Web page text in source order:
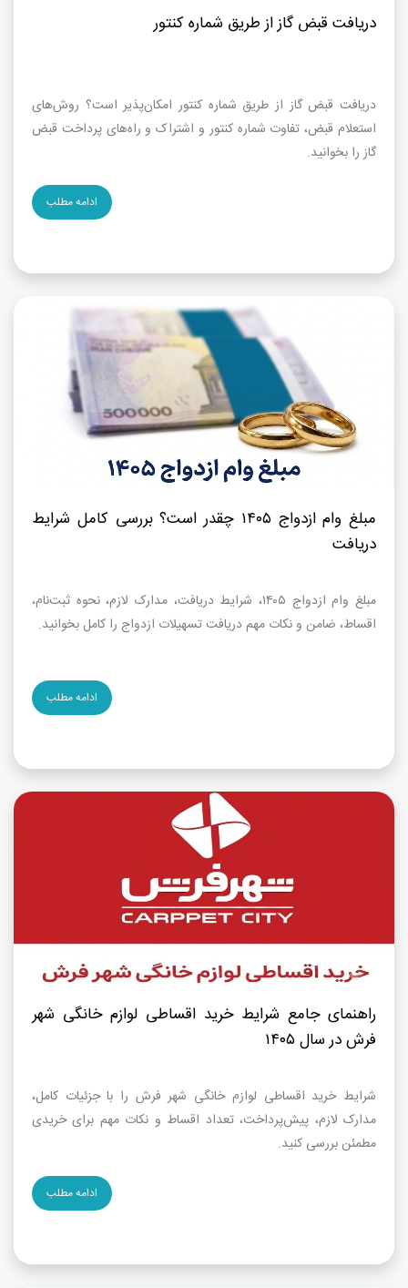
دریافت قبض گاز از طریق شماره کنتور
دریافت قبض گاز از طریق شماره کنتور امکان‌پذیر است؟ روش‌های
استعلام قبض، تفاوت شماره کنتور و اشتراک و راه‌های پرداخت قبض
گاز را بخوانید.
ادامه مطلب
مبلغ وام ازدواج ۱۴۰۵ چقدر است؟ بررسی کامل شرایط
دریافت
مبلغ وام ازدواج ۱۴۰۵، شرایط دریافت، مدارک لازم، نحوه ثبت‌نام،
اقساط، ضامن و نکات مهم دریافت تسهیلات ازدواج را کامل بخوانید.
ادامه مطلب
راهنمای جامع شرایط خرید اقساطی لوازم خانگی شهر
فرش در سال ۱۴۰۵
شرایط خرید اقساطی لوازم خانگی شهر فرش را با جزئیات کامل،
مدارک لازم، پیش‌پرداخت، تعداد اقساط و نکات مهم برای خریدی
مطمئن بررسی کنید.
ادامه مطلب